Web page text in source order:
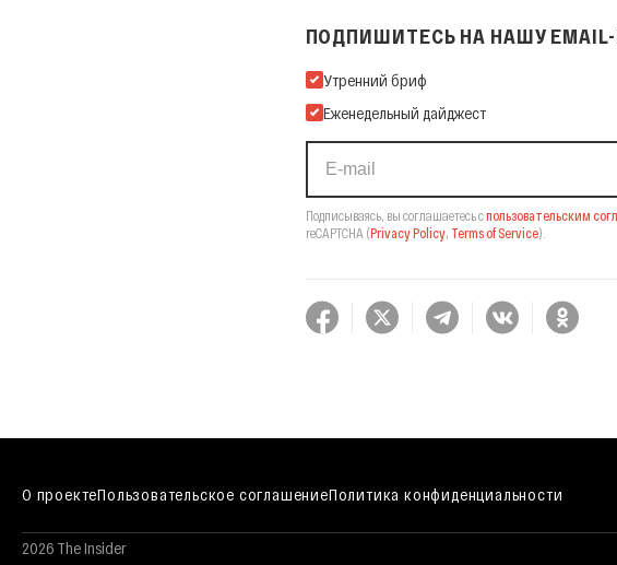
ПОДПИШИТЕСЬ НА НАШУ
Подпишитесь на нашу Email-рассылку
Утренний бриф
Еженедельный дайджест
Подписываясь, вы соглашаетесь спользовательским
reCAPTCHA (Privacy Policy, Terms of Service).
О проектеПользовательское соглашениеПолитика конфиденциальности
2026 The Insider